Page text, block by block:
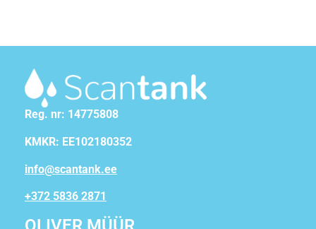
Reg. nr: 14775808
KMKR: EE102180352
info@scantank.ee
+372 5836 2871